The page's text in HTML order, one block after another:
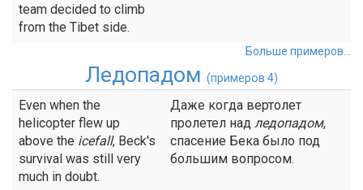
team decided to climb
from the Tibet side.
Больше примеров...
Ледопадом (примеров 4)
Even when the
helicopter flew up
above the icefall, Beck's
survival was still very
much in doubt.
Даже когда вертолет
пролетел над ледопадом,
спасение Бека было под
большим вопросом.